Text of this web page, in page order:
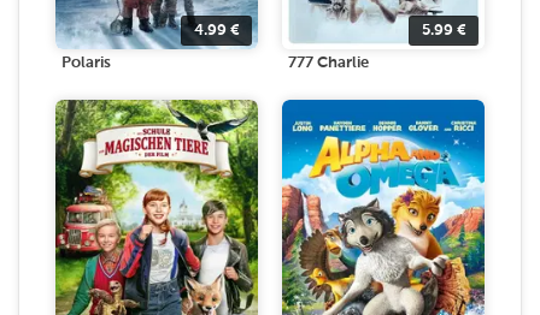
4.99 €
Polaris
5.99 €
777 Charlie